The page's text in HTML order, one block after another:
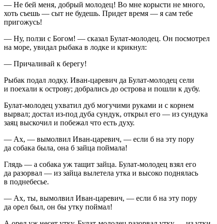
— Не бей меня, добрый молодец! Во мне корысти не много,
хоть съешь — сыт не будешь. Придет время — я сам тебе
пригожусь!
— Ну, ползи с Богом! — сказал Булат-молодец. Он посмотрел
на море, увидал рыбака в лодке и крикнул:
— Причаливай к берегу!
Рыбак подал лодку. Иван-царевич да Булат-молодец сели
и поехали к острову; добрались до острова и пошли к дубу.
Булат-молодец ухватил дуб могучими руками и с корнем
вырвал; достал из-под дуба сундук, открыл его — из сундука
заяц выскочил и побежал что есть духу.
— Ах, — вымолвил Иван-царевич, — если б на эту пору
да собака была, она б зайца поймала!
Глядь — а собака уж тащит зайца. Булат-молодец взял его
да разорвал — из зайца вылетела утка и высоко поднялась
в поднебесье.
— Ах, ты, вымолвил Иван-царевич, — если б на эту пору
да орел был, он бы утку поймал!